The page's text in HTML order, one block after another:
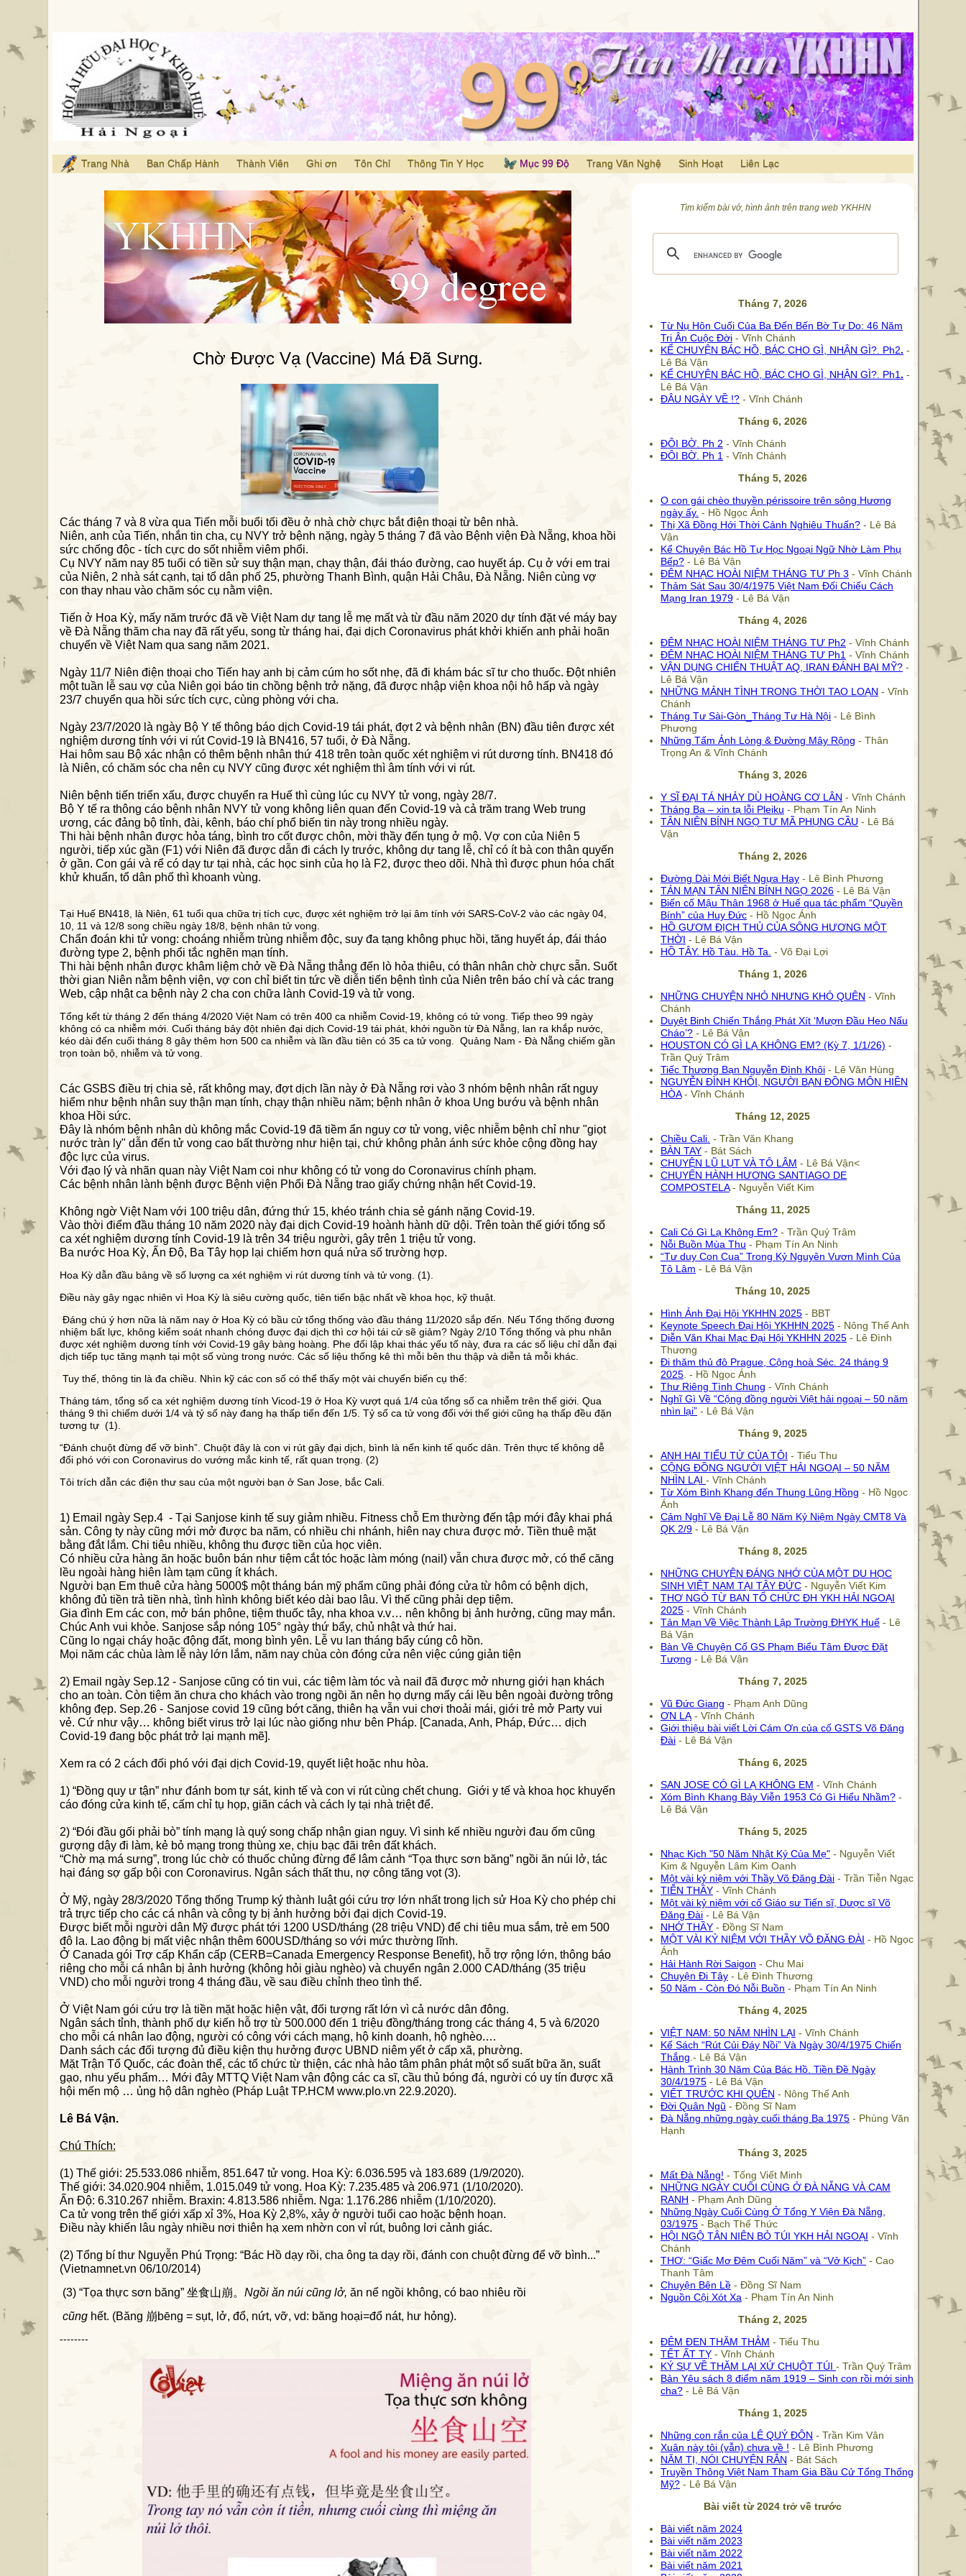
Trang Nhà Ban Chấp Hành Thành Viên Ghi ơn Tôn Chỉ Thông Tin Y Học Mục 99 Độ Trang Văn Nghệ Sinh Hoạt Liên Lạc
Chờ Được Vạ (Vaccine) Má Đã Sưng.
Các tháng 7 và 8 vừa qua Tiến mỗi buổi tối đều ở nhà chờ chực bắt điện thoại từ bên nhà.
Niên, anh của Tiến, nhắn tin cha, cụ NVY trở bệnh nặng, ngày 5 tháng 7 đã vào Bệnh viện Đà Nẵng, khoa hồi
sức chống độc - tích cực do sốt nhiễm viêm phổi.
Cụ NVY năm nay 85 tuổi có tiền sử suy thận mạn, chạy thận, đái tháo đường, cao huyết áp. Cụ ở với em trai
của Niên, 2 nhà sát cạnh, tại tổ dân phố 25, phường Thanh Bình, quận Hải Châu, Đà Nẵng. Niên cùng vợ
con thay nhau vào chăm sóc cụ nằm viện.
Tiến ở Hoa Kỳ, mấy năm trước đã về Việt Nam dự tang lễ mẹ mất và từ đầu năm 2020 dự tính đặt vé máy bay
về Đà Nẵng thăm cha nay đã rất yếu, song từ tháng hai, đại dịch Coronavirus phát khởi khiến anh phải hoãn
chuyến về Việt Nam qua sang năm 2021.
Ngày 11/7 Niên điện thoại cho Tiến hay anh bị cảm cúm ho sốt nhẹ, đã đi khám bác sĩ tư cho thuốc. Đột nhiên
một tuần lễ sau vợ của Niên gọi báo tin chồng bệnh trở nặng, đãđược nhập viện khoa nội hô hấp và ngày
23/7chuyển qua hồi sức tích cực, cùng phòng với cha.
Ngày 23/7/2020 là ngày Bộ Y tế thông báo dịch Covid-19 tái phát, đợt 2 và bệnh nhân (BN) đầu tiên được xét
nghiệm dương tính với vi rút Covid-19 là BN416, 57 tuổi, ở Đà Nẵng.
Hai hôm sau Bộ xác nhận có thêm bệnh nhân thứ 418 trên toàn quốc xét nghiệm vi rút dương tính. BN418 đó
là Niên, có chăm sóc cha nên cụ NVY cũng được xét nghiệm thì âm tính với vi rút.
Niên bệnh tiến triển xấu, được chuyển ra Huế thì cùng lúc cụ NVY tử vong, ngày 28/7.
Bộ Y tế ra thông cáo bệnh nhân NVY tử vong không liên quan đến Covid-19 và cả trăm trang Webtrung
ương, các đảng bộ tỉnh, đài, kênh, báo chíphổ biến tin này trong nhiều ngày.
Thi hài bệnh nhân được hỏa táng, bình tro cốt được chôn, mời thầy đến tụng ở mộ. Vợ con của Niên 5
người, tiếp xúc gần (F1) với Niên đã được dẫn đi cách lytrước, không dựtang lễ, chỉ có ít bà con thân quyến
ở gần. Con gái và rể có dạy tư tại nhà, các học sinh của họ là F2, được theo dõi. Nhà thì được phun hóa chất
khử khuẩn, tổ dân phố thì khoanh vùng.
Tại Huế BN418, là Niên, 61 tuổiqua chữa trị tích cực, được xét nghiệm trở lại âm tính với SARS-CoV-2 vào các ngày 04,
10, 11và12/8song chiều ngày 18/8, bệnh nhân tử vong.
Chẩn đoán khi tử vong: choáng nhiễm trùng nhiễm độc, suy đa tạng không phục hồi, tăng huyết áp, đái tháo
đường type 2, bệnh phổi tắc nghẽn mạn tính.
Thi hài bệnh nhân được khâm liệm chở về Đà Nẵng thẳng đến lò hỏa thiêu, có thân nhân chờ chực sẵn. Suốt
thời gian Niên nằm bệnh viện, vợ con chỉ biết tin tức về diễn tiến bệnh tình của Niên trên báo chí và các trang
Web, cập nhật ca bệnh này 2 cha con chữa lành Covid-19 và tử vong.
Tổng kết từ tháng 2 đến tháng 4/2020 Việt Nam có trên 400 ca nhiễm Covid-19, không có tử vong. Tiếp theo 99 ngày
không có ca nhiễm mới. Cuối tháng bảy đột nhiên đại dịch Covid-19 tái phát, khởi nguồn từ Đà Nẵng, lan ra khắp nước,
kéo dài đến cuối tháng 8 gây thêm hơn 500 ca nhiễm và lần đầu tiên có 35 ca tử vong. Quảng Nam - Đà Nẵng chiếm gần
trọn toàn bộ, nhiễm và tử vong.
Các GSBS điều trị chia sẻ, rất không may, đợt dịch lần này ở Đà Nẵng rơi vào 3 nhóm bệnh nhân rất nguy
hiểm như bệnh nhân suy thận mạn tính, chạy thận nhiều năm; bệnh nhân ở khoa Ung bướu và bệnh nhân
khoa Hồi sức.
Đây là nhóm bệnh nhân dù không mắc Covid-19 đã tiềm ẩn nguy cơ tử vong, việc nhiễm bệnh chỉ như "giọt
nước tràn ly" dẫn đến tử vong cao bất thường như hiện tại, chứ không phản ánh sức khỏe cộng đồng hay
độc lực của virus.
Với đạo lý và nhãn quan này Việt Nam coi như không có tử vong do Coronavirus chính phạm.
Các bệnh nhân lành bệnh được Bệnh viện Phổi Đà Nẵng trao giấy chứng nhận hết Covid-19.
Không ngờ Việt Nam với 100 triệu dân, đứng thứ 15, khéo tránh chia sẻ gánh nặng Covid-19.
Vào thời điểm đầu tháng 10 năm 2020 này đại dịch Covid-19 hoành hành dữ dội. Trên toàn thế giới tổng số
ca xét nghiệm dương tính Covid-19 là trên 34 triệu người, gây trên 1 triệu tử vong.
Ba nước Hoa Kỳ, Ấn Độ, Ba Tây họp lại chiếm hơn quá nửa số trường hợp.
Hoa Kỳ dẫn đầu bảng về số lượng ca xét nghiệm vi rút dương tính và tử vong. (1).
Điều này gây ngạc nhiên vì Hoa Kỳ là siêu cường quốc, tiên tiến bậc nhất về khoa học, kỹ thuật.
Đáng chú ý hơn nữa là năm nay ở Hoa Kỳ có bầu cử tổng thống vào đầu tháng 11/2020 sắp đến. Nếu Tổng thống đương
nhiệm bất lực, không kiểm soát nhanh chóng được đại dịch thì cơ hội tái cử sẽ giảm? Ngày 2/10 Tổng thống và phu nhân
được xét nghiệm dương tính với Covid-19 gây bàng hoàng. Phe đối lập khai thác yếu tố này, đưa ra các số liệu chỉ dẫn đại
dịch tiếp tục tăng mạnh tại một số vùng trong nước. Các số liệu thống kê thì mỗi bên thu thập và diễn tả mỗi khác.
Tuy thế, thông tin là đa chiều. Nhìn kỹ các con số có thể thấy một vài chuyển biến cụ thể:
Tháng tám, tổng số ca xét nghiệm dương tính Vicod-19 ở Hoa Kỳ vượt quá 1/4 của tổng số ca nhiễm trên thế giới. Qua
tháng 9 thì chiếm dưới 1/4 và tỷ số này đang hạ thấp tiến đến 1/5. Tỷ số ca tử vong đối với thế giới cũng hạ thấp đều đặn
tương tự (1).
“Đánh chuột đừng để vỡ bình”. Chuột đây là con vi rút gây đại dịch, bình là nến kinh tế quốc dân. Trên thực tế không dễ
đối phó với con Coronavirus do vướng mắc kinh tế, rất quan trọng. (2)
Tôi trích dẫn các điện thư sau của một người bạn ở San Jose, bắc Cali.
1) Email ngày Sẹp.4 - Tại Sanjose kinh tế suy giảm nhiều. Fitness chỗ Em thường đến tập mới đây khai phá
sản. Công ty này cũng mới mở được ba năm, có nhiều chi nhánh, hiên nay chưa được mở. Tiền thuê mặt
bằng đắt lắm. Chi tiêu nhiều, không thu được tiền của học viên.
Có nhiều cửa hàng ăn hoặc buôn bán như tiệm cắt tóc hoặc làm móng (nail) vẫn chưa được mở, có thể căng
lều ngoài hàng hiên làm tạm cũng ít khách.
Người bạn Em thuê cửa hàng 5000$ một tháng bán mỹ phẩm cũng phải đóng cửa từ hôm có bệnh dịch,
không đủ tiền trả tiền nhà, tình hình không biết kéo dài bao lâu. Vì thế cũng phải dẹp tiệm.
Gia đình Em các con, mở bán phône, tiệm thuốc tây, nha khoa v.v… nên không bị ảnh hưởng, cũng may mắn.
Chúc Anh vui khỏe. Sanjose sắp nóng 105° ngày thứ bẩy, chủ nhật và thứ hai.
Cũng lo ngại cháy hoặc động đất, mong bình yên. Lễ vu lan tháng bẩy cúng cô hồn.
Mọi năm các chùa làm lễ này lớn lắm, năm nay chùa còn đóng cửa nên việc cúng giản tiện
2) Email ngày Sep.12 - Sanjose cũng có tin vui, các tiệm làm tóc và nail đã được mở nhưng giới hạn khách
cho an toàn. Còn tiệm ăn chưa cho khách vào trong ngồi ăn nên họ dựng mấy cái lều bên ngoài đường trông
không đẹp. Sep.26 - Sanjose covid 19 cũng bớt căng, thiên hạ vẫn vui chơi thoải mái, giới trẻ mở Party vui
vẻ. Cứ như vậy… không biết virus trở lại lúc nào giống như bên Pháp. [Canada, Anh, Pháp, Đức… dịch
Covid-19 đang bộc phát trở lại mạnh mẽ].
Xem ra có 2 cách đối phó với đại dịch Covid-19, quyết liệt hoặc nhu hòa.
1) “Đồng quy ư tận” như đánh bom tự sát, kinh tế và con vi rút cùng chết chung. Giới y tế và khoa học khuyến
cáo đóng cửa kinh tế, cấm chỉ tụ họp, giãn cách và cách ly tại nhà triệt để.
2) “Đói đầu gối phải bò” tính mạng là quý song chấp nhận gian nguy. Vì sinh kế nhiều người đau ốm cũng
gượng dậy đi làm, kẻ bỏ mạng trong thùng xe, chịu bạc đãi trên đất khách.
“Chờ mạ má sưng”, trong lúc chờ có thuốc chủng đừng để lâm cảnh “Tọa thực sơn băng” ngồi ăn núi lở, tác
hại đáng sợ gấp bội con Coronavirus. Ngân sách thất thu, nợ công tăng vọt(3).
Ở Mỹ, ngày 28/3/2020 Tổng thống Trump ký thành luật gói cứu trợ lớn nhất trong lịch sử Hoa Kỳ cho phép chi
trả trực tiếp cho các cá nhân và công ty bị ảnh hưởng bởi đại dịch Covid-19.
Được biết mỗi người dân Mỹ được phát tới 1200 USD/tháng (28 triệu VND) để chi tiêu mua sắm, trẻ em 500
đô la. Lao động bị mất việc nhận thêm 600USD/tháng so với mức thường lĩnh.
Ở Canada gói Trợ cấp Khẩn cấp (CERB=Canada Emergency Response Benefit), hỗ trợ rộng lớn, thông báo
riêng cho mỗi cá nhân bị ảnh hưởng (không hỏi giàu nghèo) và chuyển ngân 2.000 CAD/tháng (35 triệu
VND) cho mỗi người trong 4 tháng đầu, về sau điều chỉnh theo tình thế.
Ở Việt Nam gói cứu trợ là tiền mặt hoặc hiện vật, đối tượng rất lớn vì cả nước dân đông.
Ngân sách tỉnh, thành phố dự kiến hỗ trợ từ 500.000 đến 1 triệu đồng/tháng trong các tháng 4, 5 và 6/2020
cho mỗi cá nhân lao động, người có công với cách mạng, hộ kinh doanh, hộ nghèo.…
Danh sách các đối tượng đủ điều kiện thụ hưởng được UBND niêm yết ở cấp xã, phường.
Mặt Trận Tổ Quốc, các đoàn thể, các tổ chức từ thiện, các nhà hảo tâm phân phát một số suất bữa ăn, suất
gạo, nhu yếu phẩm… Mới đây MTTQ Việt Nam vận động các ca sĩ, cầu thủ bóng đá, người có uy tín được xã
hội mến mộ … ủng hộ dân nghèo (Pháp Luật TP.HCM www.plo.vn 22.9.2020).
Lê Bá Vận.
Chú Thích:
(1) Thế giới: 25.533.086 nhiễm, 851.647 tử vong. Hoa Kỳ: 6.036.595 và 183.689 (1/9/2020).
Thế giới: 34.020.904 nhiễm, 1.015.049 tử vong. Hoa Kỳ: 7.235.485 và 206.971 (1/10/2020).
Ấn Độ: 6.310.267 nhiễm. Braxin: 4.813.586 nhiễm. Nga: 1.176.286 nhiễm (1/10/2020).
Ca tử vong trên thế giới xấp xỉ 3%, Hoa Kỳ 2,8%, xảy ở người tuổi cao hoặc bệnh hoạn.
Điều này khiến lâu ngày nhiều nơi thiên hạ xem nhờn con vỉ rút, buông lơi cảnh giác.
(2) Tổng bí thư Nguyễn Phú Trọng: “Bác Hồ dạy rồi, cha ông ta dạy rồi, đánh con chuột đừng để vỡ bình...”
(Vietnamnet.vn 06/10/2014)
(3) “Tọa thực sơn băng” 坐食山崩。 Ngồi ăn núi cũng lở, ăn nể ngồi không, có bao nhiêu rồi
cũng hết. (Băng 崩bēng = sụt, lở, đổ, nứt, vỡ, vd: băng hoại=đổ nát, hư hỏng).
--------
Tìm kiếm bài vở, hình ảnh trên trang web YKHHN
Tháng 7, 2026
Từ Nụ Hôn Cuối Của Ba Đến Bến Bờ Tự Do: 46 Năm
Tri Ân Cuộc Đời- Vĩnh Chánh
KỂ CHUYỆN BÁC HỒ, BÁC CHO GÌ, NHẬN GÌ?. Ph2. -
Lê Bá Vận
KỂ CHUYỆN BÁC HỒ, BÁC CHO GÌ, NHẬN GÌ?. Ph1. -
Lê Bá Vận
ĐÂU NGÀY VỀ !?- Vĩnh Chánh
Tháng 6, 2026
ĐÔI BỜ. Ph 2 - Vĩnh Chánh
ĐÔI BỜ. Ph 1- Vĩnh Chánh
Tháng 5, 2026
O con gái chèo thuyền périssoire trên sông Hương
ngày ấy. - Hồ Ngọc Ánh
Thị Xã Đồng Hới Thời Cảnh Nghiêu Thuấn?- Lê Bá
Vận
Kể Chuyện Bác Hồ Tự Học Ngoại Ngữ Nhờ Làm Phụ
Bếp?- Lê Bá Vận
ĐÊM NHẠC HOÀI NIỆM THÁNG TƯ Ph 3 - Vĩnh Chánh
Thảm Sát Sau 30/4/1975 Việt Nam Đối Chiếu Cách
Mạng Iran 1979- Lê Bá Vận
Tháng 4, 2026
ĐÊM NHẠC HOÀI NIỆM THÁNG TƯ Ph2 - Vĩnh Chánh
ĐÊM NHẠC HOÀI NIỆM THÁNG TƯ Ph1- Vĩnh Chánh
VẬN DỤNG CHIẾN THUẬT AQ, IRAN ĐÁNH BẠI MỸ?-
Lê Bá Vận
NHỮNG MẢNH TÌNH TRONG THỜI TAO LOẠN - Vĩnh
Chánh
Tháng Tư Sài-Gòn_Tháng Tư Hà Nội- Lê Bình
Phương
Những Tấm Ảnh Lòng & Đường Mây Rộng - Thân
Trọng An & Vĩnh Chánh
Tháng 3, 2026
Y SĨ ĐẠI TÁ NHẢY DÙ HOÀNG CƠ LÂN - Vĩnh Chánh
Tháng Ba – xin tạ lỗi Pleiku - Phạm Tín An Ninh
TÂN NIÊN BÍNH NGỌ TƯ MÃ PHỤNG CẦU - Lê Bá
Vận
Tháng 2, 2026
Đường Dài Mới Biết Ngựa Hay- Lê Bình Phương
TẢN MẠN TÂN NIÊN BÍNH NGỌ 2026- Lê Bá Vận
Biến cố Mậu Thân 1968 ở Huế qua tác phẩm “Quyền
Bính” của Huy Đức- Hồ Ngọc Ánh
HỒ GƯƠM ĐỊCH THỦ CỦA SÔNG HƯƠNG MỘT
THỜI - Lê Bá Vận
HỒ TÂY. Hồ Tàu. Hồ Ta. - Võ Đại Lợi
Tháng 1, 2026
NHỮNG CHUYỆN NHỎ NHƯNG KHÓ QUÊN - Vĩnh
Chánh
Duyệt Binh Chiến Thắng Phát Xít ‘Mượn Đầu Heo Nấu
Cháo’?- Lê Bá Vận
HOUSTON CÓ GÌ LẠ KHÔNG EM? (Kỳ 7, 1/1/26) -
Trần Quý Trâm
Tiếc Thương Bạn Nguyễn Đình Khôi- Lê Văn Hùng
NGUYỄN ĐÌNH KHÔI, NGƯỜI BẠN ĐỒNG MÔN HIỀN
HÒA- Vĩnh Chánh
Tháng 12, 2025
Chiều Cali. - Trần Văn Khang
BÀN TAY- Bát Sách
CHUYỆN LŨ LỤT VÀ TÔ LÂM - Lê Bá Vận<
CHUYẾN HÀNH HƯƠNG SANTIAGO DE
COMPOSTELA- Nguyễn Viết Kim
Tháng 11, 2025
Cali Có Gì Lạ Không Em?- Trần Quý Trâm
Nỗi Buồn Mùa Thu - Phạm Tín An Ninh
“Tư duy Con Cua” Trong Kỷ Nguyên Vươn Mình Của
Tô Lâm - Lê Bá Vận
Tháng 10, 2025
Hình Ảnh Đại Hội YKHHN 2025- BBT
Keynote Speech Đại Hội YKHHN 2025- Nông Thế Anh
Diễn Văn Khai Mạc Đại Hội YKHHN 2025- Lê Đình
Thương
Đi thăm thủ đô Prague, Cộng hoà Séc. 24 tháng 9
2025. - Hồ Ngọc Ánh
Thư Riêng Tình Chung - Vĩnh Chánh
Nghĩ Gì Về “Cộng đồng người Việt hải ngoại – 50 năm
nhìn lại”- Lê Bá Vận
Tháng 9, 2025
ANH HAI TIỂU TỬ CỦA TÔI - Tiểu Thu
CỘNG ĐỒNG NGƯỜI VIỆT HẢI NGOẠI – 50 NĂM
NHÌN LẠI - Vĩnh Chánh
Từ Xóm Bình Khang đến Thung Lũng Hồng - Hồ Ngọc
Ánh
Cảm Nghĩ Về Đại Lễ 80 Năm Kỷ Niệm Ngày CMT8 Và
QK 2/9- Lê Bá Vận
Tháng 8, 2025
NHỮNG CHUYỆN ĐÁNG NHỚ CỦA MỘT DU HỌC
SINH VIỆT NAM TẠI TÂY ĐỨC- Nguyễn Viết Kim
THƠ NGỎ TỪ BAN TỔ CHỨC ĐH YKH HẢI NGOẠI
2025- Vĩnh Chánh
Tản Mạn Về Việc Thành Lập Trường ĐHYK Huế- Lê
Bá Vận
Bàn Về Chuyện Cố GS Phạm Biểu Tâm Được Đặt
Tượng - Lê Bá Vận
Tháng 7, 2025
Vũ Đức Giang - Phạm Anh Dũng
ƠN LẠ- Vĩnh Chánh
Giới thiệu bài viết Lời Cám Ơn của cố GSTS Võ Đăng
Đài- Lê Bá Vận
Tháng 6, 2025
SAN JOSE CÓ GÌ LẠ KHÔNG EM - Vĩnh Chánh
Xóm Bình Khang Bảy Viễn 1953 Có Gì Hiểu Nhầm?-
Lê Bá Vận
Tháng 5, 2025
Nhạc Kịch "50 Năm Nhật Ký Của Mẹ"- Nguyễn Viết
Kim & Nguyễn Lâm Kim Oanh
Một vài kỷ niệm với Thầy Võ Đăng Đài- Trần Tiễn Ngạc
TIỄN THẦY- Vĩnh Chánh
Một vài kỷ niệm với cố Giáo sư Tiến sĩ, Dược sĩ Võ
Đăng Đài- Lê Bá Vận
NHỚ THẦY- Đồng Sĩ Nam
MỘT VÀI KỶ NIỆM VỚI THẦY VÕ ĐĂNG ĐÀI - Hồ Ngọc
Ánh
Hải Hành Rời Saigon - Chu Mai
Chuyện Đi Tây- Lê Đình Thương
50 Năm - Còn Đó Nỗi Buồn - Phạm Tín An Ninh
Tháng 4, 2025
VIỆT NAM: 50 NĂM NHÌN LẠI - Vĩnh Chánh
Kế Sách “Rút Củi Đáy Nồi” Và Ngày 30/4/1975 Chiến
Thắng.- Lê Bá Vận
Hành Trình 30 Năm Của Bác Hồ. Tiền Đề Ngày
30/4/1975- Lê Bá Vận
VIẾT TRƯỚC KHI QUÊN - Nông Thế Anh
Đời Quân Ngũ - Đồng Sĩ Nam
Đà Nẵng những ngày cuối tháng Ba 1975- Phùng Văn
Hạnh
Tháng 3, 2025
Mất Đà Nẵng! - Tống Viết Minh
NHỮNG NGÀY CUỐI CÙNG Ở ĐÀ NẴNG VÀ CAM
RANH - Phạm Anh Dũng
Những Ngày Cuối Cùng Ở Tổng Y Viện Đà Nẵng,
03/1975- Bạch Thế Thức
HỘI NGỘ TÂN NIÊN BỎ TÚI YKH HẢI NGOẠI - Vĩnh
Chánh
THƠ: “Giấc Mơ Đêm Cuối Năm” và “Vở Kịch”- Cao
Thanh Tâm
Chuyện Bên Lề- Đồng Sĩ Nam
Nguồn Cội Xót Xa- Phạm Tín An Ninh
Tháng 2, 2025
ĐÊM ĐEN THĂM THẲM - Tiểu Thu
TẾT ẤT TỴ- Vĩnh Chánh
KÝ SỰ VỀ THĂM LẠI XỨ CHUỘT TÚI - Trần Quý Trâm
Bản Yêu sách 8 điểm năm 1919 – Sinh con rồi mới sinh
cha?- Lê Bá Vận
Tháng 1, 2025
Những con rắn của LÊ QUÝ ĐÔN - Trần Kim Vân
Xuân này tôi (vẫn) chưa về ! - Lê Bình Phương
NĂM TỊ, NÓI CHUYỆN RẮN - Bát Sách
Truyền Thông Việt Nam Tham Gia Bầu Cử Tổng Thống
Mỹ?- Lê Bá Vận
Bài viết từ 2024 trở về trước
Bài viết năm 2024
Bài viết năm 2023
Bài viết năm 2022
Bài viết năm 2021